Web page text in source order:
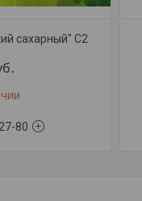
сахарный" С2
80